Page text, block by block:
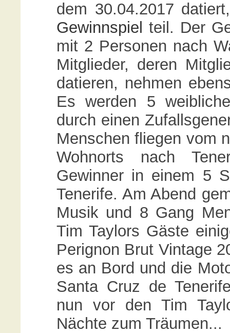
dem 30.04.2017
Gewinnspiel teil. Der
mit 2 Personen nach
Mitglieder, deren
datieren, nehmen
Es werden 5
durch einen
Menschen fliegen vom
Wohnorts nach
Gewinner in einem 5
Tenerife. Am Abend
Musik und 8 Gang
Tim Taylors Gäste
Perignon Brut Vintage
es an Bord und die
Santa Cruz de
nun vor den Tim
Nächte zum Träumen...